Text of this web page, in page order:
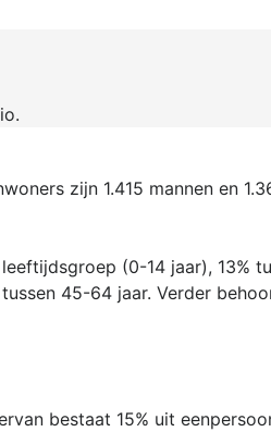
zijn 1.415 mannen en
(0-14 jaar), 13%
45-64 jaar. Verder
bestaat 15% uit